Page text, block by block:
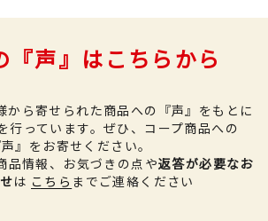
『声』はこちらから
から寄せられた商品への『声』をもとに
っています。 ぜひ、コープ商品への
声』をお寄せください。
品情報、お気づきの点や返答が必要なお
は こちら までご連絡ください